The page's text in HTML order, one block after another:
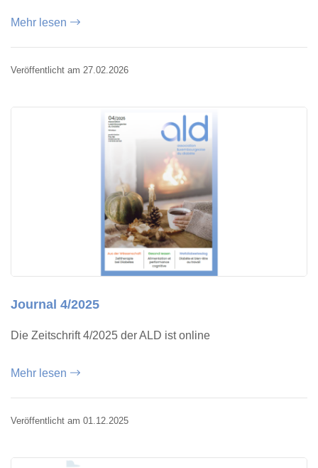
Mehr lesen
Veröffentlicht am 27.02.2026
Journal 4/2025
Die Zeitschrift 4/2025 der ALD ist online
Mehr lesen
Veröffentlicht am 01.12.2025